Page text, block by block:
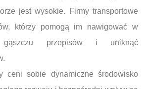
jest wysokie. Firmy transportowe
którzy pomogą im nawigować w
gąszczu przepisów i uniknąć
ceni sobie dynamiczne środowisko